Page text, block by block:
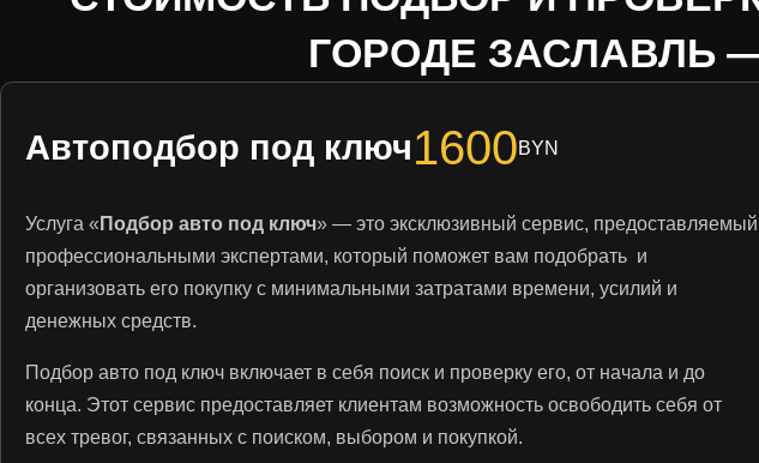
ГОРОДЕ ЗАСЛАВЛЬ
Автоподбор под ключ1600BYN
Услуга « Подбор авто под ключ» — это эксклюзивный сервис, предоставляемый
профессиональными экспертами, который поможет вам подобрать и
организовать его покупку с минимальными затратами времени, усилий и
денежных средств.
Подбор авто под ключ включает в себя поиск и проверку его, от начала и до
конца. Этот сервис предоставляет клиентам возможность освободить себя от
всех тревог, связанных с поиском, выбором и покупкой.